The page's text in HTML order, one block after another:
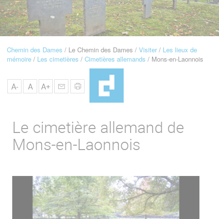
Navigation
Fil
Chemin des Dames Le Chemin des Dames Visiter
Les lieux de
mémoire
Les cimetières Cimetières allemands Mons-en-Laonnois
A- A A+
Le cimetière allemand de
Mons-en-Laonnois